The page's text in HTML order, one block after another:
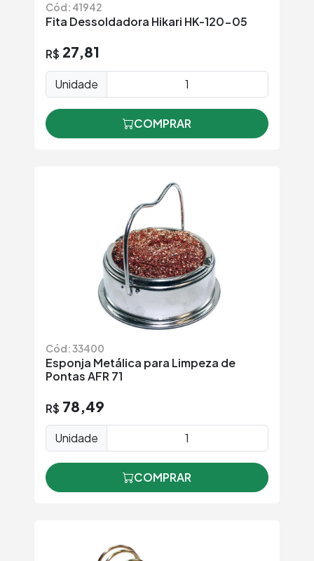
Cód: 41942
Fita Dessoldadora Hikari HK-120-05
R$ 27,81
Unidade
COMPRAR
Cód: 33400
Esponja Metálica para Limpeza de
Pontas AFR 71
R$ 78,49
Unidade
COMPRAR